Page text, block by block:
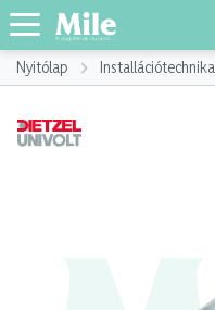
Nyitólap Installációtechnika